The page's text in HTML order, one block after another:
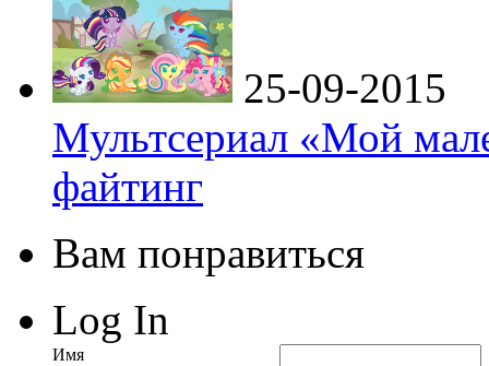
25-09-2015
Мультсериал «Мой
файтинг
Вам понравиться
Log In
Имя